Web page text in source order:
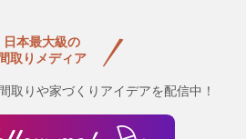
日本最大級の
間取りメディア
取りや家づくりアイデアを配信中！